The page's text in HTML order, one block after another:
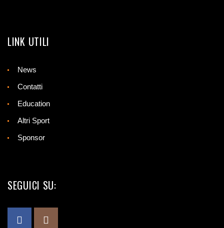
LINK UTILI
News
Contatti
Education
Altri Sport
Sponsor
SEGUICI SU: